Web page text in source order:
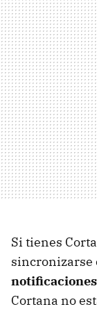
Si tienes
sincronizarse
Cortana no